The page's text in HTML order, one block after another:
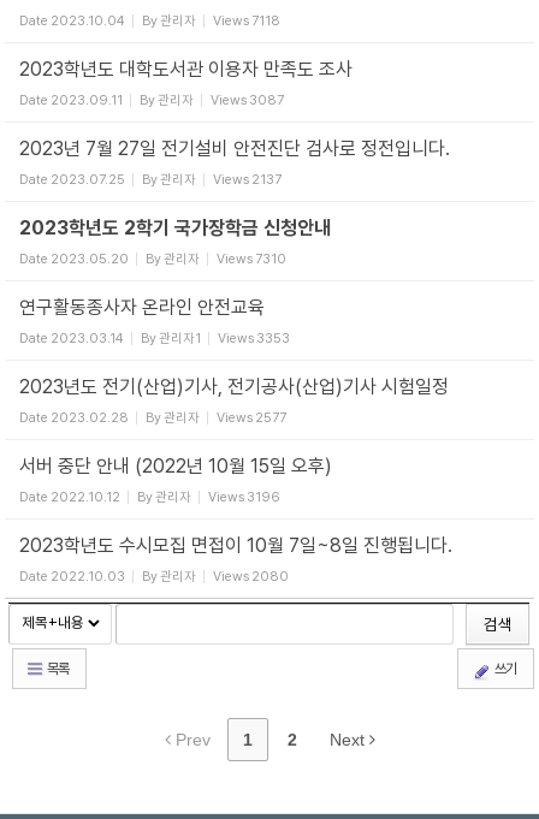
Date 2023.10.04 By관리자 Views 7118
2023학년도 대학도서관 이용자 만족도 조사
Date 2023.09.11 By관리자 Views 3087
2023년 7월 27일 전기설비 안전진단 검사로 정전입니다.
Date 2023.07.25 By관리자 Views 2137
2023학년도 2학기 국가장학금 신청안내
Date 2023.05.20 By관리자 Views 7310
연구활동종사자 온라인 안전교육
Date 2023.03.14 By관리자1 Views 3353
2023년도 전기(산업)기사, 전기공사(산업)기사 시험일정
Date 2023.02.28 By관리자 Views 2577
서버 중단 안내 (2022년 10월 15일 오후)
Date 2022.10.12 By관리자 Views 3196
2023학년도 수시모집 면접이 10월 7일~8일 진행됩니다.
Date 2022.10.03 By관리자 Views 2080
검색
목록 쓰기
Prev 1 2 Next